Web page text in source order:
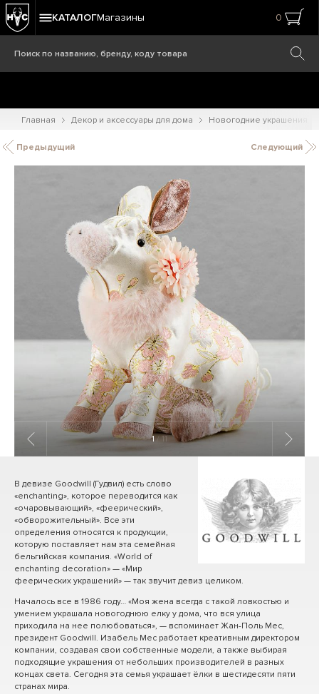
КАТАЛОГМагазины 0
Главная Декор и аксессуары для дома Новогодние украшения
Предыдущий Следующий
1/ 11
В девизе Goodwill (Гудвил) есть слово
«enchanting», которое переводится как
«очаровывающий», «феерический»,
«обворожительный». Все эти
определения относятся к продукции,
которую поставляет нам эта семейная
бельгийская компания. «World of
enchanting decoration» — «Мир
феерических украшений» — так звучит девиз целиком.
Началось все в 1986 году… «Моя жена всегда с такой ловкостью и
умением украшала новогоднюю елку у дома, что вся улица
приходила на нее полюбоваться», — вспоминает Жан-Поль Мес,
президент Goodwill. Изабель Мес работает креативным директором
компании, создавая свои собственные модели, а также выбирая
подходящие украшения от небольших производителей в разных
концах света. Сегодня эта семья украшает ёлки в шестидесяти пяти
странах мира.